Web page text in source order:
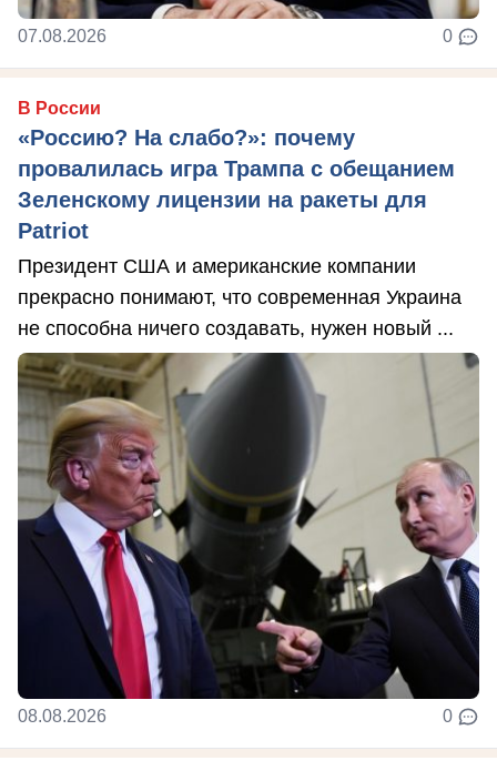
07.08.2026 0
В России
«Россию? На слабо?»: почему
провалилась игра Трампа с обещанием
Зеленскому лицензии на ракеты для
Patriot
Президент США и американские компании
прекрасно понимают, что современная Украина
не способна ничего создавать, нужен новый ...
08.08.2026 0